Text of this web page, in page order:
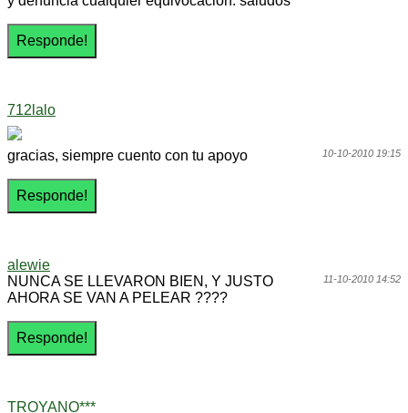
712lalo
10-10-2010 19:15
gracias, siempre cuento con tu apoyo
alewie
11-10-2010 14:52
NUNCA SE LLEVARON BIEN, Y JUSTO
AHORA SE VAN A PELEAR ????
TROYANO***